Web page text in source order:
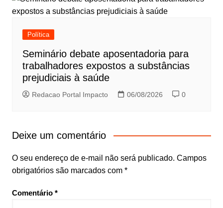
Política
Seminário debate aposentadoria para
trabalhadores expostos a substâncias
prejudiciais à saúde
Redacao Portal Impacto 06/08/2026 0
Deixe um comentário
O seu endereço de e-mail não será publicado. Campos
obrigatórios são marcados com *
Comentário *